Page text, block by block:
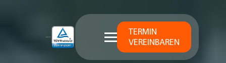
TERMIN
VEREINBAREN